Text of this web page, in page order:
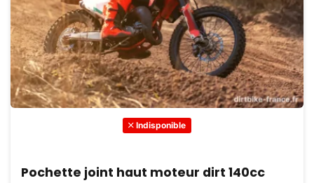
Indisponible
Pochette joint haut moteur dirt 140cc